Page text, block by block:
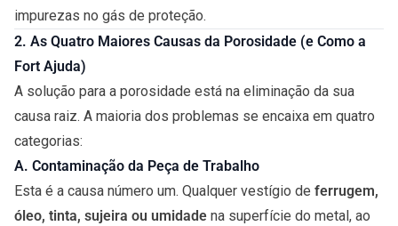
impurezas no gás de proteção.
2. As Quatro Maiores Causas da Porosidade (e Como a
Fort Ajuda)
A solução para a porosidade está na eliminação da sua
causa raiz. A maioria dos problemas se encaixa em quatro
categorias:
A. Contaminação da Peça de Trabalho
Esta é a causa número um. Qualquer vestígio de ferrugem,
óleo, tinta, sujeira ou umidade na superfície do metal, ao